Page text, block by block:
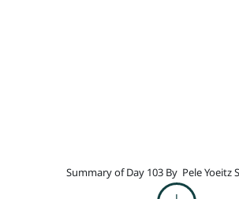
Summary of Day 103 By Pele Yoeitz